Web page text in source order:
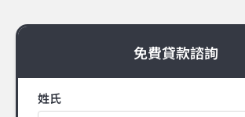
免費貸款諮詢
姓氏